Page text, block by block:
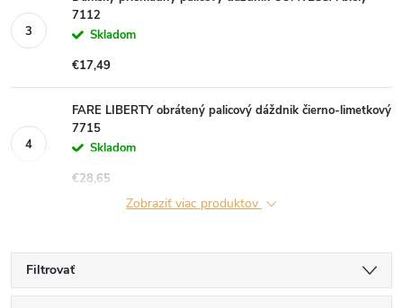
7112
Skladom
€17,49
FARE LIBERTY obrátený palicový dáždnik čierno-limetkový
7715
Skladom
€28,65
Zobraziť viac produktov
Filtrovať